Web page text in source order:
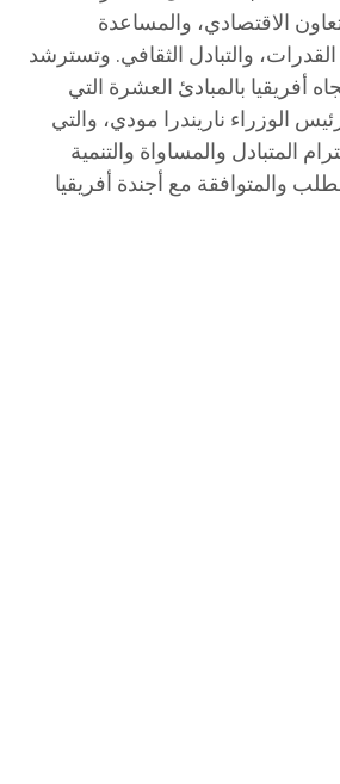
الاقتصادي، والمساعدة
القدرات، والتبادل الثقافي. وتسترشد
أفريقيا بالمبادئ العشرة التي
الوزراء ناريندرا مودي، والتي
المتبادل والمساواة والتنمية
والمتوافقة مع أجندة أفريقيا